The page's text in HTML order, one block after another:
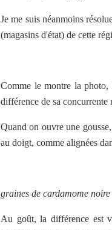
Je me suis néanmoins
(magasins d'état) de cette
Comme le montre la
différence de sa concurrente
Quand on ouvre une
au doigt, comme alignées
graines de cardamome noire
Au goût, la différence est